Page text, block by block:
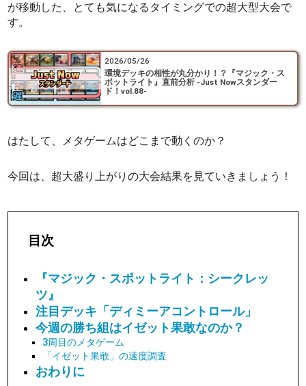
が移動した、とても気になるタイミングでの超大型大会で
す。
2026/05/26
環境デッキの相性が丸分かり！？『マジック・ス
ポットライト』直前分析 -Just Nowスタンダー
ド！vol.88-
はたして、メタゲームはどこまで動くのか？
今回は、超大盛り上がりの大会結果を見ていきましょう！
目次
『マジック・スポットライト：シークレッ
ツ』
注目デッキ「ディミーアコントロール」
今週の勝ち組はイゼット果敢なのか？
3周目のメタゲーム
「イゼット果敢」の速度調査
おわりに